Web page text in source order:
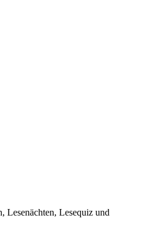
Lesenächten, Lesequiz und